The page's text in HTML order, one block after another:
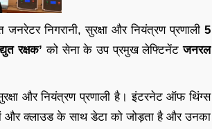
निगरानी, सुरक्षा और नियंत्रण प्रणाली 5
रक्षक’ को सेना के उप प्रमुख लेफ्टिनेंटजनरल
और नियंत्रण प्रणाली है। इंटरनेट ऑफ थिंग्स
और क्लाउड के साथ डेटा को जोड़ता है और उनका